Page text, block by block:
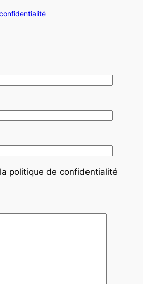
la politique de confidentialité